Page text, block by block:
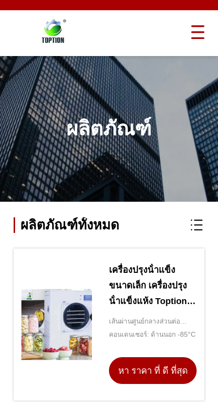
ผลิตภัณฑ์
ผลิตภัณฑ์ทั้งหมด
เครื่องปรุงน้ําแข็ง
ขนาดเล็ก เครื่องปรุง
น้ําแข็งแห้ง Toption
การปรุงน้ําแข็งแห้ง
และการปรุงน้ําแข็ง
เส้นผ่านศูนย์กลางส่วนต่อ
ประสานอากาศ: DN50
คอนเดนเซอร์: ด้านนอก -85°C
หา ราคา ที่ ดี ที่สุด